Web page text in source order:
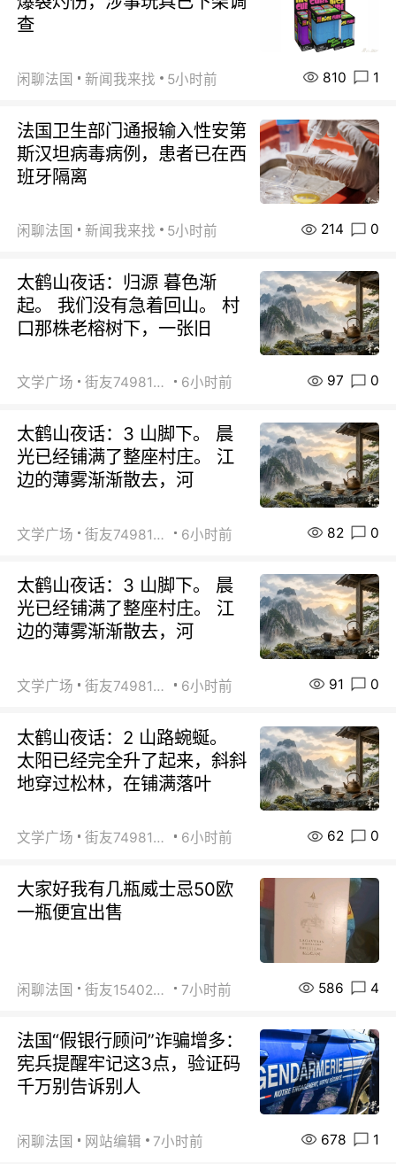
查
闲聊法国 新闻我来找 5小时前 810 1
法国卫生部门通报输入性安第
斯汉坦病毒病例，患者已在西
班牙隔离
闲聊法国 新闻我来找 5小时前 214 0
太鹤山夜话：归源 暮色渐
起。 我们没有急着回山。 村
口那株老榕树下，一张旧
文学广场 街友74981146 6小时前 97 0
太鹤山夜话：3 山脚下。 晨
光已经铺满了整座村庄。 江
边的薄雾渐渐散去，河
文学广场 街友74981146 6小时前 82 0
太鹤山夜话：3 山脚下。 晨
光已经铺满了整座村庄。 江
边的薄雾渐渐散去，河
文学广场 街友74981146 6小时前 91 0
太鹤山夜话：2 山路蜿蜒。
太阳已经完全升了起来，斜斜
地穿过松林，在铺满落叶
文学广场 街友74981146 6小时前 62 0
大家好我有几瓶威士忌50欧
一瓶便宜出售
闲聊法国 街友15402223 7小时前 586 4
法国“假银行顾问”诈骗增多：
宪兵提醒牢记这3点，验证码
千万别告诉别人
闲聊法国 网站编辑 7小时前 678 1